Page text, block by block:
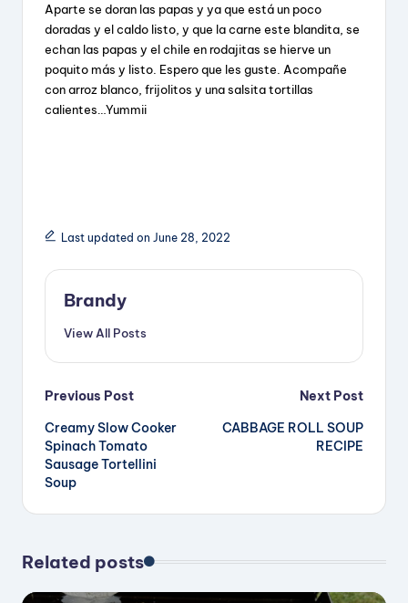
Aparte se doran las papas y ya que está un poco
doradas y el caldo listo, y que la carne este blandita, se
echan las papas y el chile en rodajitas se hierve un
poquito más y listo. Espero que les guste. Acompañe
con arroz blanco, frijolitos y una salsita tortillas
calientes…Yummii
Last updated on June 28, 2022
Brandy
View All Posts
Post
navigation
Previous Post
Creamy Slow Cooker
Spinach Tomato
Sausage Tortellini
Soup
Next Post
CABBAGE ROLL SOUP
RECIPE
Related posts